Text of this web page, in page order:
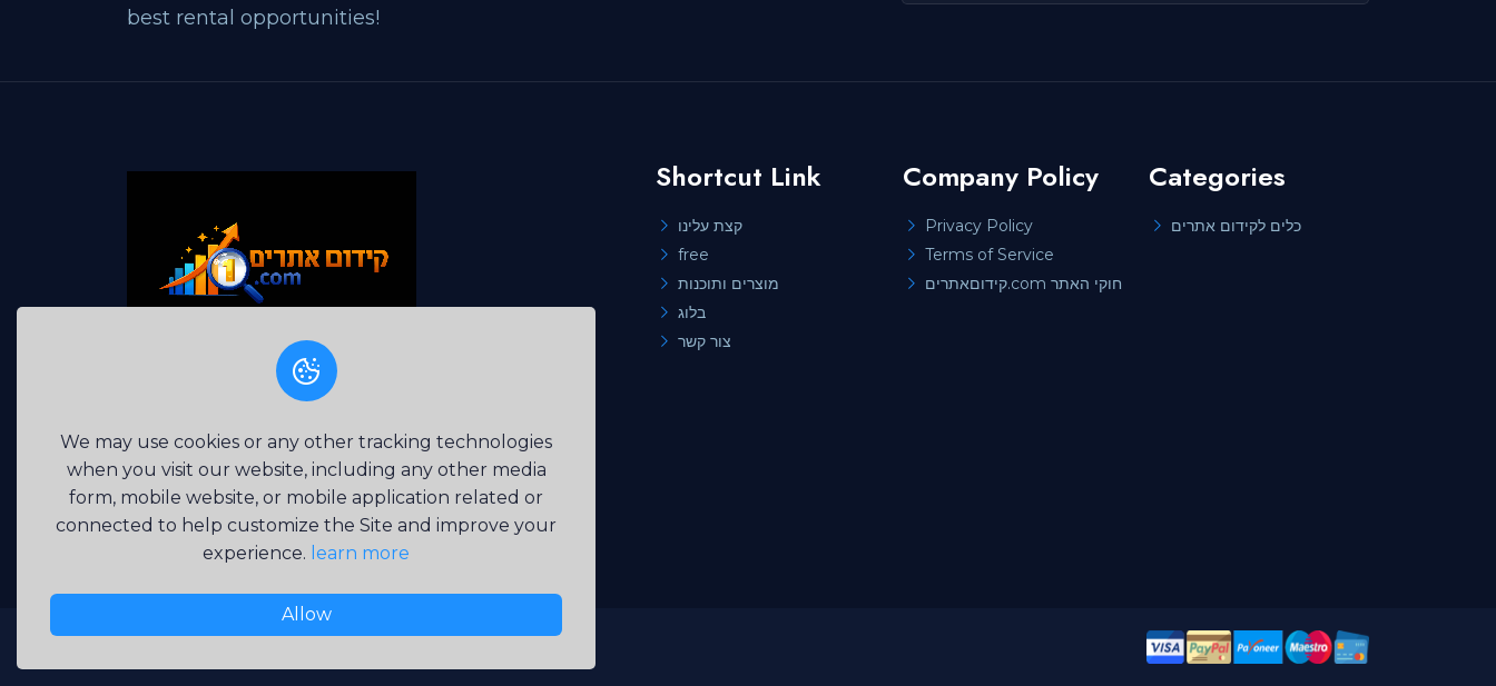
best rental opportunities!
Easily upload your products and start making sales
tools.
Shortcut Link
קצת עלינו
free
מוצרים ותוכנות
בלוג
צור קשר
Company Policy
Privacy Policy
Terms of Service
קידוםאתרים.com חוקי האתר
Categories
כלים לקידום אתרים
We may use cookies or any other tracking technologies
when you visit our website, including any other media
form, mobile website, or mobile application related or
connected to help customize the Site and improve your
experience. learn more
Allow